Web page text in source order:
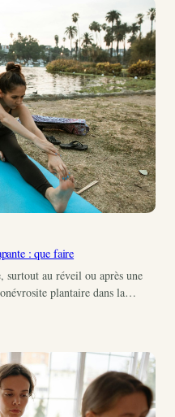
: que faire
surtout au réveil ou après une
plantaire dans la…